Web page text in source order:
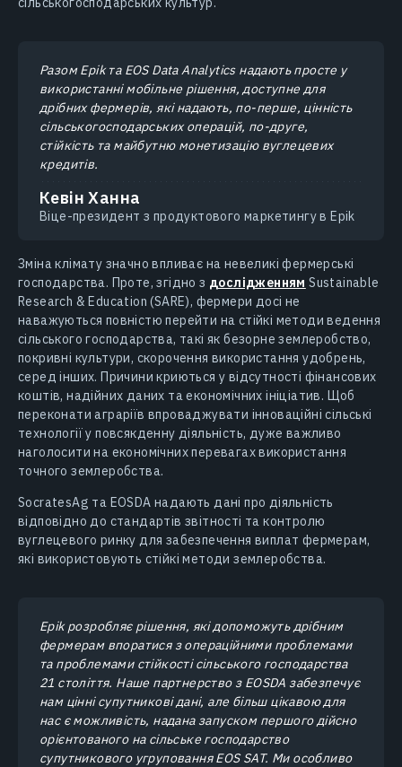
Разом Epik та EOS Data Analytics надають просте у
використанні мобільне рішення, доступне для
дрібних фермерів, які надають, по-перше, цінність
сільськогосподарських операцій, по-друге,
стійкість та майбутню монетизацію вуглецевих
кредитів.
Кевін Ханна
Віце-президент з продуктового маркетингу в Epik
Зміна клімату значно впливає на невеликі фермерські
господарства. Проте, згідно з дослідженням Sustainable
Research & Education (SARE), фермери досі не
наважуються повністю перейти на стійкі методи ведення
сільського господарства, такі як безорне землеробство,
покривні культури, скорочення використання удобрень,
серед інших. Причини криються у відсутності фінансових
коштів, надійних даних та економічних ініціатив. Щоб
переконати аграріїв впроваджувати інноваційні сільські
технології у повсякденну діяльність, дуже важливо
наголосити на економічних перевагах використання
точного землеробства.
SocratesAg та EOSDA надають дані про діяльність
відповідно до стандартів звітності та контролю
вуглецевого ринку для забезпечення виплат фермерам,
які використовують стійкі методи землеробства.
Epik розробляє рішення, які допоможуть дрібним
фермерам впоратися з операційними проблемами
та проблемами стійкості сільського господарства
21 століття. Наше партнерство з EOSDA забезпечує
нам цінні супутникові дані, але більш цікавою для
нас є можливість, надана запуском першого дійсно
орієнтованого на сільське господарство
супутникового угруповання EOS SAT. Ми особливо